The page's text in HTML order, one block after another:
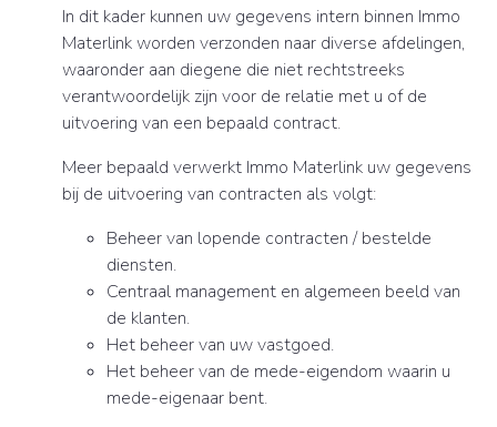
In dit kader kunnen uw gegevens intern binnen Immo
Materlink worden verzonden naar diverse afdelingen,
waaronder aan diegene die niet rechtstreeks
verantwoordelijk zijn voor de relatie met u of de
uitvoering van een bepaald contract.
Meer bepaald verwerkt Immo Materlink uw gegevens
bij de uitvoering van contracten als volgt:
Beheer van lopende contracten / bestelde
diensten.
Centraal management en algemeen beeld van
de klanten.
Het beheer van uw vastgoed.
Het beheer van de mede-eigendom waarin u
mede-eigenaar bent.